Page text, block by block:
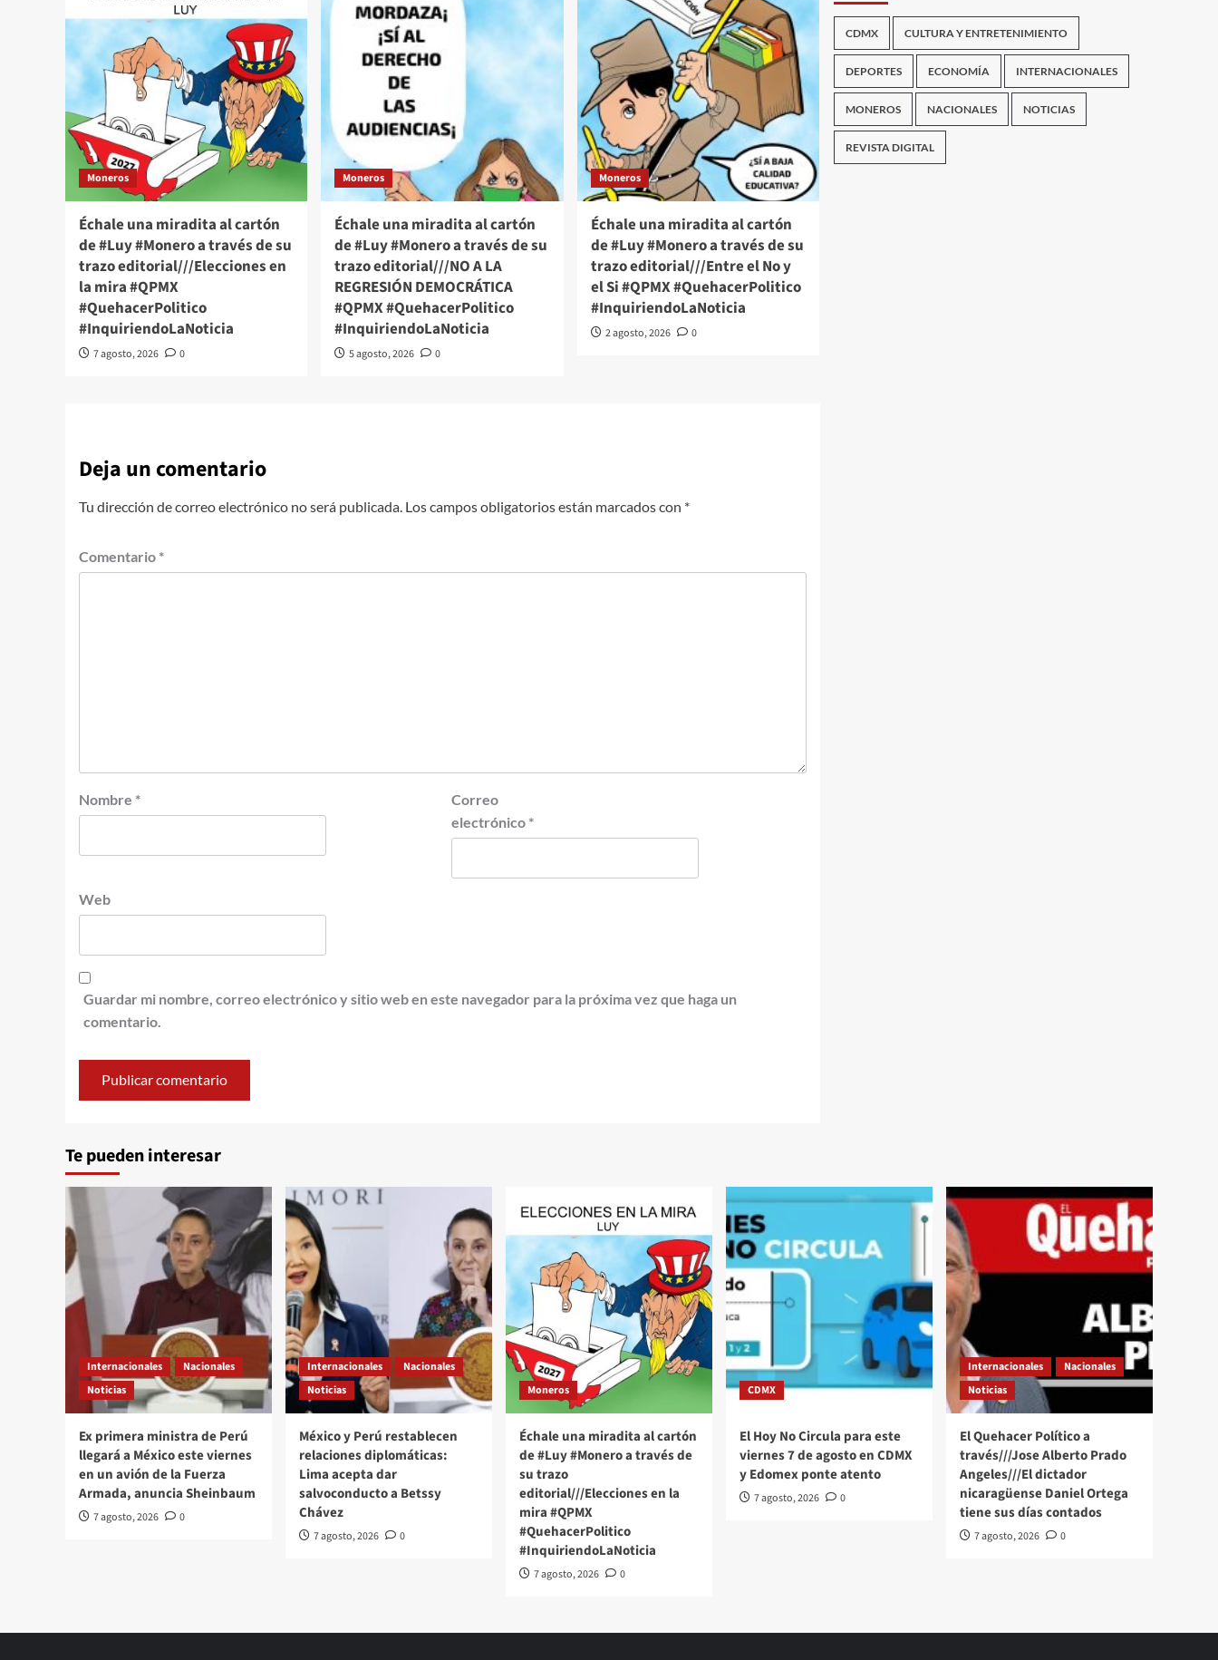
Moneros
Échale una miradita al cartón
de #Luy #Monero a través de su
trazo editorial///Elecciones en
la mira #QPMX
#QuehacerPolitico
#InquiriendoLaNoticia
7 agosto, 2026 0
Moneros
Échale una miradita al cartón
de #Luy #Monero a través de su
trazo editorial///NO A LA
REGRESIÓN DEMOCRÁTICA
#QPMX #QuehacerPolitico
#InquiriendoLaNoticia
5 agosto, 2026 0
Moneros
Échale una miradita al cartón
de #Luy #Monero a través de su
trazo editorial///Entre el No y
el Si #QPMX #QuehacerPolitico
#InquiriendoLaNoticia
2 agosto, 2026 0
Deja un comentario
Tu dirección de correo electrónico no será publicada. Los campos obligatorios están marcados con *
Comentario *
Nombre *
Correo
electrónico *
Web
Guardar mi nombre, correo electrónico y sitio web en este navegador para la próxima vez que haga un
comentario.
CDMX CULTURA Y ENTRETENIMIENTO
DEPORTES ECONOMÍA INTERNACIONALES
MONEROS NACIONALES NOTICIAS
REVISTA DIGITAL
Te pueden interesar
Internacionales
Nacionales
Noticias
Ex primera ministra de Perú
llegará a México este viernes
en un avión de la Fuerza
Armada, anuncia Sheinbaum
7 agosto, 2026 0
Internacionales
Nacionales
Noticias
México y Perú restablecen
relaciones diplomáticas:
Lima acepta dar
salvoconducto a Betssy
Chávez
7 agosto, 2026 0
Moneros
Échale una miradita al cartón
de #Luy #Monero a través de
su trazo
editorial///Elecciones en la
mira #QPMX
#QuehacerPolitico
#InquiriendoLaNoticia
7 agosto, 2026 0
CDMX
El Hoy No Circula para este
viernes 7 de agosto en CDMX
y Edomex ponte atento
7 agosto, 2026 0
Internacionales
Nacionales
Noticias
El Quehacer Político a
través///Jose Alberto Prado
Angeles///El dictador
nicaragüense Daniel Ortega
tiene sus días contados
7 agosto, 2026 0